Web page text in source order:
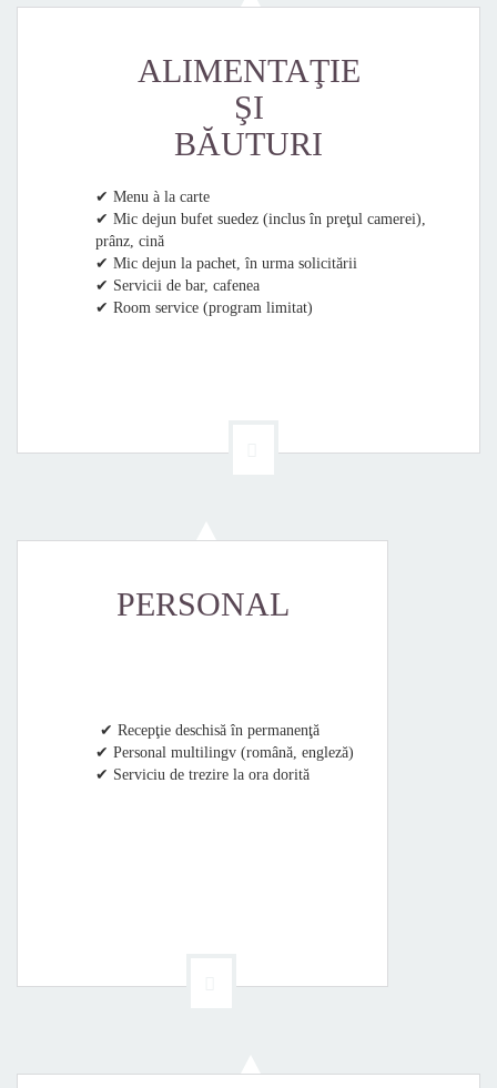
ALIMENTAŢIE
ŞI
BĂUTURI
✔ Menu à la carte
✔ Mic dejun bufet suedez (inclus în preţul camerei),
prânz, cină
✔ Mic dejun la pachet, în urma solicitării
✔ Servicii de bar, cafenea
✔ Room service (program limitat)
PERSONAL
✔ Recepţie deschisă în permanenţă
✔ Personal multilingv (română, engleză)
✔ Serviciu de trezire la ora dorită